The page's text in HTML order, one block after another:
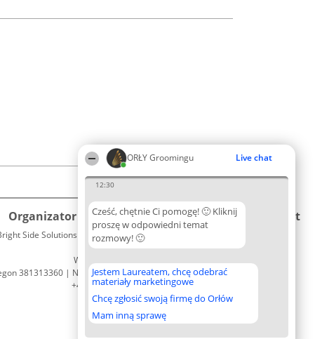
ORŁY Groomingu Live chat
12:30
Cześć, chętnie Ci pomogę! 🙂 Kliknij
proszę w odpowiedni temat
rozmowy! 🙂
Jestem Laureatem, chcę odebrać
materiały marketingowe
Chcę zgłosić swoją firmę do Orłów
Mam inną sprawę
Organizator plebiscytu
Side Solutions sp. z o. o. sp. k.
ul. Ruska 22
Wrocław 50-079
381313360 | NIP 8943132676
+48 508 492 400
Plebiscyt
Lista
Laureatów
Zasady
Regulamin
Prywatności
Kontakt